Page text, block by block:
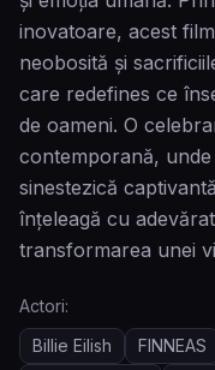
inovatoare, acest
neobosită și
care redefines ce
de oameni. O
contemporană,
sinestezică
înțeleagă cu
transformarea unei
Actori:
Billie Eilish
FINNEAS